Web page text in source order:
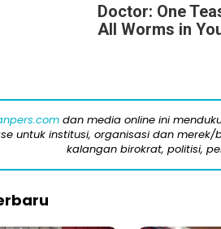
Doctor: One
All Worms in
dan media online ini
untuk institusi, organisasi dan
kalangan birokrat, politisi,